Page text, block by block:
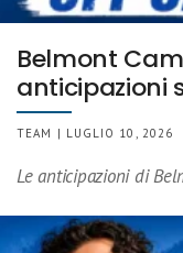
Belmont
anticipazioni
TEAM | LUGLIO 10, 2026
Le anticipazioni di